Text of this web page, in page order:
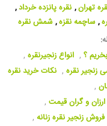
تهران, نقره پانزده خرداد,
, ساچمه نقزه, شمش نقره
؟ , انواع زنجیرنقره ,
زنجیر نقره , نکات خرید نقره
,
,
زنجیر نقره زنانه ,